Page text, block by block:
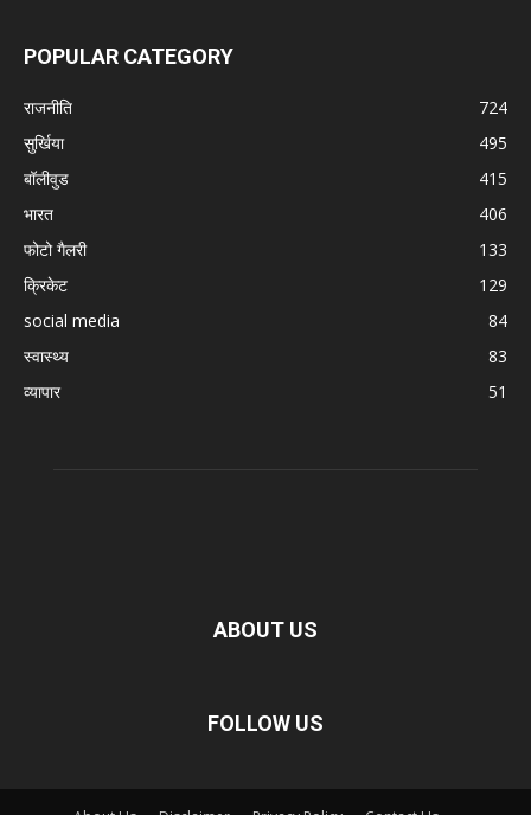
POPULAR CATEGORY
राजनीति
724
सुर्खिया
495
बॉलीवुड
415
भारत
406
फोटो गैलरी
133
क्रिकेट
129
social media
84
स्वास्थ्य
83
व्यापार
51
ABOUT US
FOLLOW US